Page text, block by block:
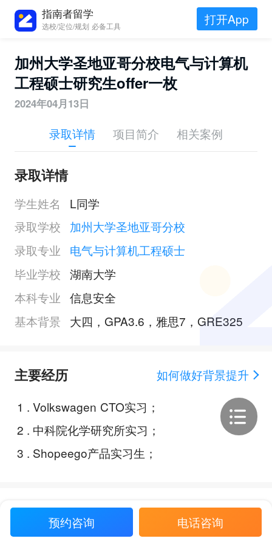
指南者留学
选校/定位/规划 必备工具 打开App
加州大学圣地亚哥分校电气与计算机
工程硕士研究生offer一枚
2024年04月13日
录取详情 项目简介 相关案例
录取详情
学生姓名
L同学
录取学校
加州大学圣地亚哥分校
录取专业
电气与计算机工程硕士
毕业学校 湖南大学
本科专业 信息安全
基本背景
大四，GPA3.6，雅思7，GRE325
主要经历
如何做好背景提升
1 . Volkswagen CTO实习；
2 . 中科院化学研究所实习；
3 . Shopeego产品实习生；
Offer展示
预约咨询 电话咨询